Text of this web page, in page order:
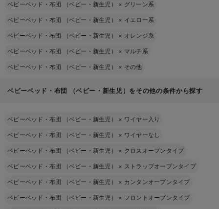
ベビーベッド・布団 （ベビー・新生児） × グリーン系
ベビーベッド・布団 （ベビー・新生児） × イエロー系
ベビーベッド・布団 （ベビー・新生児） × オレンジ系
ベビーベッド・布団 （ベビー・新生児） × マルチ系
ベビーベッド・布団 （ベビー・新生児） × その他
ベビーベッド・布団 （ベビー・新生児）をその他の条件から探す
ベビーベッド・布団 （ベビー・新生児） × ワイヤー入り
ベビーベッド・布団 （ベビー・新生児） × ワイヤーなし
ベビーベッド・布団 （ベビー・新生児） × クロスオープンタイプ
ベビーベッド・布団 （ベビー・新生児） × ストラップオープンタイプ
ベビーベッド・布団 （ベビー・新生児） × カンタンオープンタイプ
ベビーベッド・布団 （ベビー・新生児） × フロントオープンタイプ